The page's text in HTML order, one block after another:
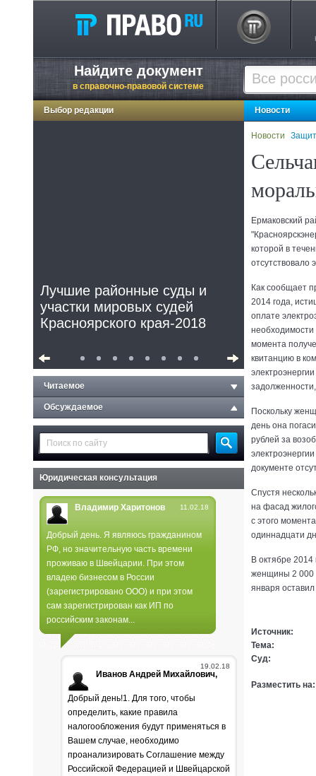
Найдите документ
в справочно-правовой системе
Выбор редакции
Лучшие районные суды и
участки мировых судей
Красноярского края-2018
Полиция не нашла следов
поджога в лесах края
Читаемое
Обсуждаемое
Юридическая консультация
11.02.18
Владимир Харитонов
Добрый день. Я являюсь гражданином
РФ, но значительную часть времени
проживаю в Швейцарии. При этом
владею бизнесом в России
(зарегистрировано ООО) и при этом
сам зарегистрирован как ИП по
российским законам...
19.02.18
Иванов Андрей Михайлович,
Добрый день!1. Для того, чтобы
определить, какие правила
налогообложения будут применяться в
Вашем случае, необходимо
проанализировать Соглашение между
Российской Федерацией и Швейцарской
Новости
Новости
Ермаковский
которой в
отсутствовало
Как сообщает
2014 года,
оплате
необходимости
момента
квитанцию в
Поскольку
день она
рублей за
документе
Спустя
на фасад
с этого
одиннадцати
В октябре
женщины 2 000
января
Источник:
Тема:
Суд:
Разместить на: